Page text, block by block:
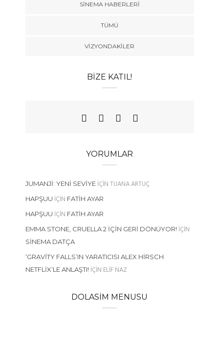
SINEMA HABERLERI
TÜMÜ
VIZYONDAKILER
BIZE KATIL!
YORUMLAR
JUMANJI: YENI SEVIYEIÇINTUANA ARTUÇ
HAPŞUU IÇIN FATIH AYAR
HAPŞUU IÇIN FATIH AYAR
EMMA STONE, CRUELLA 2 İÇIN GERI DÖNÜYOR!IÇIN
SINEMA DATÇA
‘GRAVITY FALLS’IN YARATICISI ALEX HIRSCH
NETFLIX’LE ANLAŞTI!IÇIN ELIF NAZ
DOLASIM MENUSU